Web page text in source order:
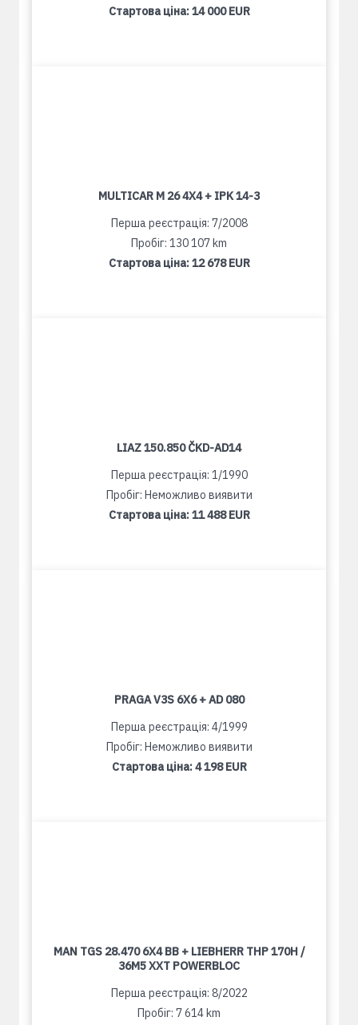
Стартова ціна:14 000 EUR
MULTICAR M 26 4X4 + IPK 14-3
Перша реєстрація: 7/2008
Пробіг: 130 107 km
Стартова ціна:12 678 EUR
LIAZ 150.850 ČKD-AD14
Перша реєстрація: 1/1990
Пробіг: Неможливо виявити
Стартова ціна:11 488 EUR
PRAGA V3S 6X6 + AD 080
Перша реєстрація: 4/1999
Пробіг: Неможливо виявити
Стартова ціна:4 198 EUR
MAN TGS 28.470 6X4 BB + LIEBHERR THP 170H /
36M5 XXT POWERBLOC
Перша реєстрація: 8/2022
Пробіг: 7 614 km